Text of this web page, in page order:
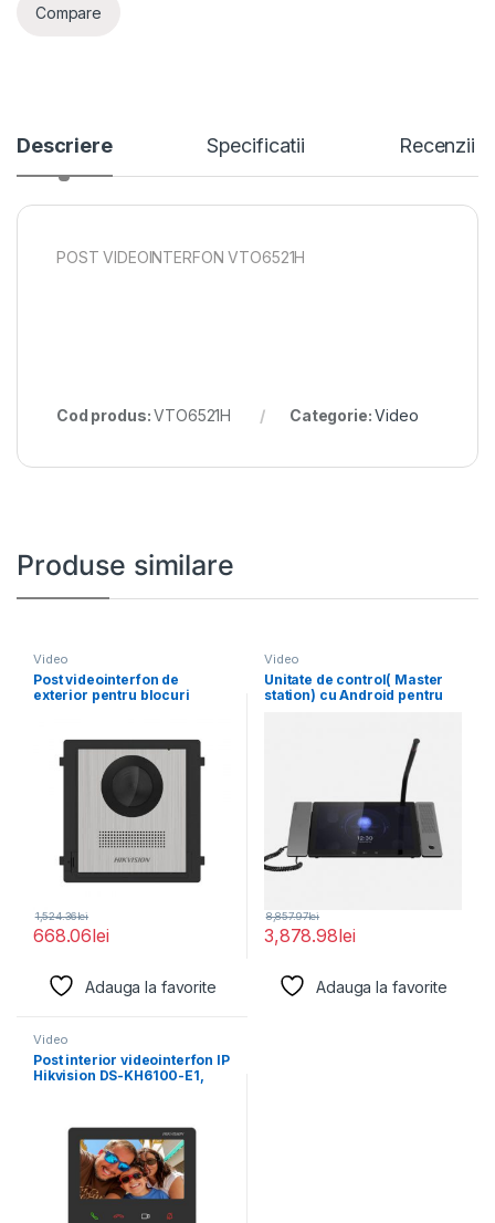
Compare
Descriere Specificatii Recenzii
POST VIDEOINTERFON VTO6521H
Cod produs:VTO6521H Categorie:Video
Produse similare
Video
Post videointerfon de
exterior pentru blocuri
668.06lei
1,524.36lei
Adauga la favorite
Video
Unitate de control( Master
station) cu Android pentru
3,878.98lei
8,857.97lei
Adauga la favorite
Video
Post interior videointerfon IP
Hikvision DS-KH6100-E1,